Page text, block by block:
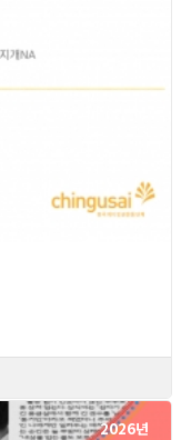
2026년